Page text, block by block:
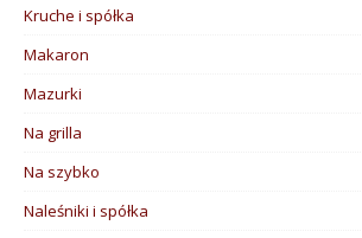
Kruche i spółka
Makaron
Mazurki
Na grilla
Na szybko
Naleśniki i spółka